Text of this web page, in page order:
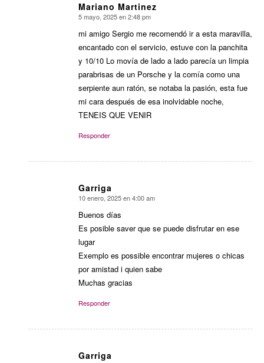
Mariano Martinez
Dice:
5 mayo, 2025 en 2:48 pm
mi amigo Sergio me recomendó ir a esta maravilla,
encantado con el servicio, estuve con la panchita
y 10/10 Lo movía de lado a lado parecía un limpia
parabrisas de un Porsche y la comía como una
serpiente aun ratón, se notaba la pasión, esta fue
mi cara después de esa inolvidable noche,
TENEIS QUE VENIR
Responder
Garriga
Dice:
10 enero, 2025 en 4:00 am
Buenos días
Es posible saver que se puede disfrutar en ese
lugar
Exemplo es possible encontrar mujeres o chicas
por amistad i quien sabe
Muchas gracias
Responder
Garriga